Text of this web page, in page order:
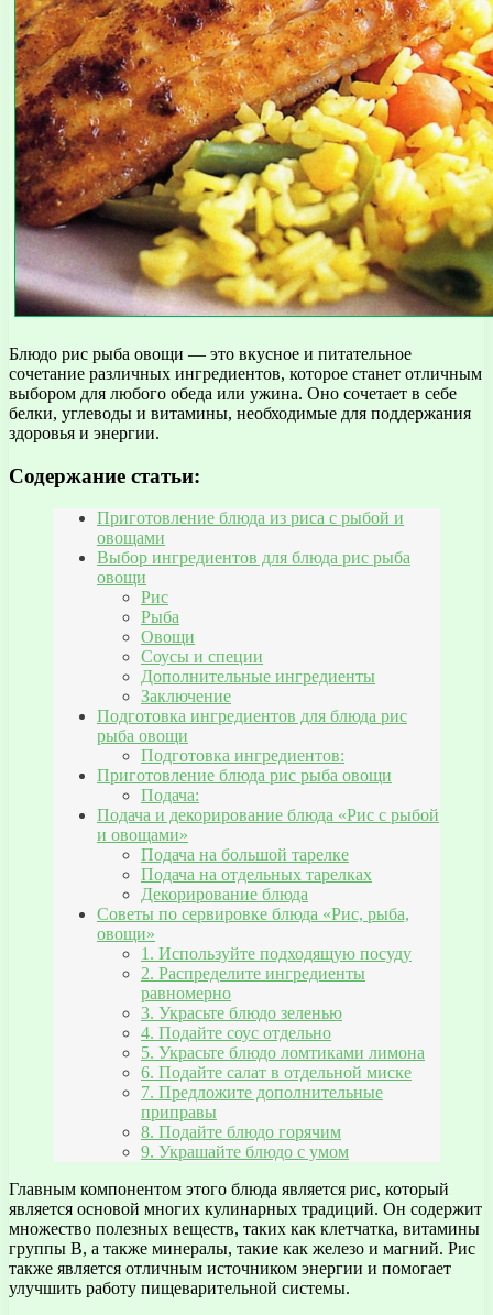
Блюдо рис рыба овощи — это вкусное и питательное
сочетание различных ингредиентов, которое станет отличным
выбором для любого обеда или ужина. Оно сочетает в себе
белки, углеводы и витамины, необходимые для поддержания
здоровья и энергии.
Содержание статьи:
Приготовление блюда из риса с рыбой и
овощами
Выбор ингредиентов для блюда рис рыба
овощи
Рис
Рыба
Овощи
Соусы и специи
Дополнительные ингредиенты
Заключение
Подготовка ингредиентов для блюда рис
рыба овощи
Подготовка ингредиентов:
Приготовление блюда рис рыба овощи
Подача:
Подача и декорирование блюда «Рис с рыбой
и овощами»
Подача на большой тарелке
Подача на отдельных тарелках
Декорирование блюда
Советы по сервировке блюда «Рис, рыба,
овощи»
1. Используйте подходящую посуду
2. Распределите ингредиенты
равномерно
3. Украсьте блюдо зеленью
4. Подайте соус отдельно
5. Украсьте блюдо ломтиками лимона
6. Подайте салат в отдельной миске
7. Предложите дополнительные
приправы
8. Подайте блюдо горячим
9. Украшайте блюдо с умом
Главным компонентом этого блюда является рис, который
является основой многих кулинарных традиций. Он содержит
множество полезных веществ, таких как клетчатка, витамины
группы В, а также минералы, такие как железо и магний. Рис
также является отличным источником энергии и помогает
улучшить работу пищеварительной системы.